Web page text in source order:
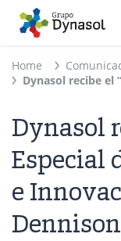
Home
Dynasol
Especial
e
Dennison